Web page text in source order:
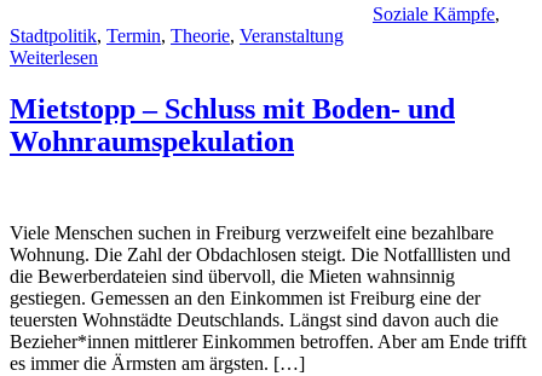
Soziale Kämpfe,
Stadtpolitik, Termin, Theorie, Veranstaltung
Weiterlesen
Mietstopp – Schluss mit Boden- und
Wohnraumspekulation
Viele Menschen suchen in Freiburg verzweifelt eine bezahlbare
Wohnung. Die Zahl der Obdachlosen steigt. Die Notfalllisten und
die Bewerberdateien sind übervoll, die Mieten wahnsinnig
gestiegen. Gemessen an den Einkommen ist Freiburg eine der
teuersten Wohnstädte Deutschlands. Längst sind davon auch die
Bezieher*innen mittlerer Einkommen betroffen. Aber am Ende trifft
es immer die Ärmsten am ärgsten. […]